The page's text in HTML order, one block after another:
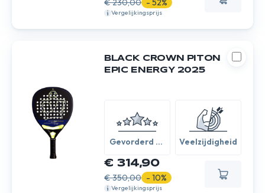
€ 230,00 - 52%
Vergelijkingsprijs
BLACK CROWN PITON
EPIC ENERGY 2025
Gevorderd /
Veelzijdigheid
€ 314,90
€ 350,00 - 10%
Vergelijkingsprijs